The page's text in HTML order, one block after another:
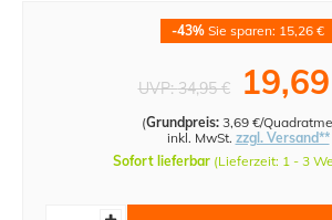
-43% Sie sparen: 15,26 €
UVP:34,95 €
(Grundpreis: 3,69 €/
inkl. MwSt. zzgl. Versand**
Sofort lieferbar (Lieferzeit: 1 - 3